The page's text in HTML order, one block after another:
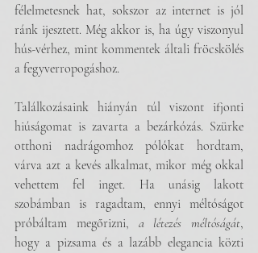
félelmetesnek hat, sokszor az internet is jól
ránk ijesztett. Még akkor is, ha úgy viszonyul
hús-vérhez, mint kommentek általi fröcskölés
a fegyverropogáshoz.
Találkozásaink hiányán túl viszont ifjonti
hiúságomat is zavarta a bezárkózás. Szürke
otthoni nadrágomhoz pólókat hordtam,
várva azt a kevés alkalmat, mikor még okkal
vehettem fel inget. Ha unásig lakott
szobámban is ragadtam, ennyi méltóságot
próbáltam megőrizni, a létezés méltóságát,
hogy a pizsama és a lazább elegancia közti